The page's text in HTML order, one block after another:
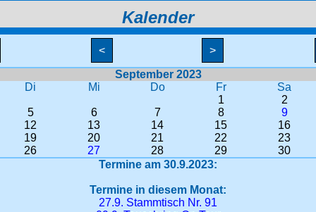
Kalender
< >
September 2023
Di Mi Do Fr Sa
1
2
5 6 7 8 9
12 13 14 15 16
19 20 21 22 23
26 27 28 29
30
Termine am 30.9.2023:
Termine in diesem Monat:
27.9. Stammtisch Nr. 91